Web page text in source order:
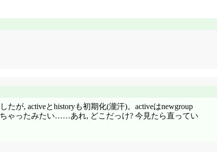
が, activeとhistoryも初期化(瀧汗)。activeはnewgroup
ゃったみたい……あれ, どこだっけ? 今見たら直ってい